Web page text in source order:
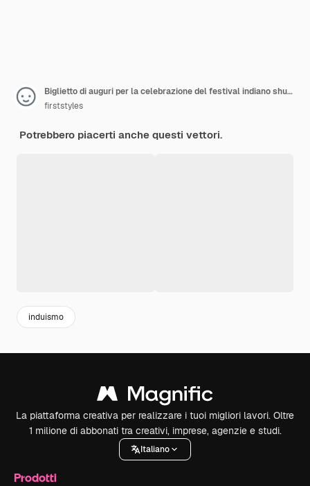
Biglietto di auguri per la celebrazione del festival indiano shubh dhanteras
firststyles
Potrebbero piacerti anche questi vettori.
induismo
La piattaforma creativa per realizzare i tuoi migliori lavori. Oltre
1 milione di abbonati tra creativi, imprese, agenzie e studi.
Italiano
Prodotti